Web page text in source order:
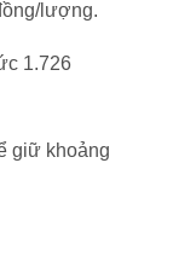
lượng.
1.726
giữ khoảng